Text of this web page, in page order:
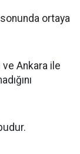
ortaya
ve Ankara ile